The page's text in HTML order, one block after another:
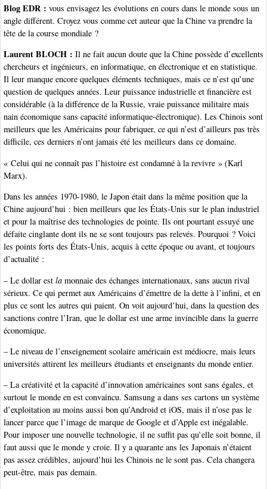
Blog EDR : vous envisagez les évolutions en cours dans le monde sous un
angle différent. Croyez vous comme cet auteur que la Chine va prendre la
tête de la course mondiale ?
Laurent BLOCH : Il ne fait aucun doute que la Chine possède d’excellents
chercheurs et ingénieurs, en informatique, en électronique et en statistique.
Il leur manque encore quelques éléments techniques, mais ce n’est qu’une
question de quelques années. Leur puissance industrielle et financière est
considérable (à la différence de la Russie, vraie puissance militaire mais
nain économique sans capacité informatique-électronique). Les Chinois sont
meilleurs que les Américains pour fabriquer, ce qui n’est d’ailleurs pas très
difficile, ces derniers n’ont jamais été les meilleurs dans ce domaine.
« Celui qui ne connaît pas l’histoire est condamné à la revivre » (Karl
Marx).
Dans les années 1970-1980, le Japon était dans la même position que la
Chine aujourd’hui : bien meilleurs que les États-Unis sur le plan industriel
et pour la maîtrise des technologies de pointe. Ils ont pourtant essuyé une
défaite cinglante dont ils ne se sont toujours pas relevés. Pourquoi ? Voici
les points forts des États-Unis, acquis à cette époque ou avant, et toujours
d’actualité :
– Le dollar est la monnaie des échanges internationaux, sans aucun rival
sérieux. Ce qui permet aux Américains d’émettre de la dette à l’infini, et en
plus ce sont les autres qui paient. On voit aujourd’hui, dans la question des
sanctions contre l’Iran, que le dollar est une arme invincible dans la guerre
économique.
– Le niveau de l’enseignement scolaire américain est médiocre, mais leurs
universités attirent les meilleurs étudiants et enseignants du monde entier.
– La créativité et la capacité d’innovation américaines sont sans égales, et
surtout le monde en est convaincu. Samsung a dans ses cartons un système
d’exploitation au moins aussi bon qu’Android et iOS, mais il n’ose pas le
lancer parce que l’image de marque de Google et d’Apple est inégalable.
Pour imposer une nouvelle technologie, il ne suffit pas qu’elle soit bonne, il
faut aussi que le monde y croie. Il y a quarante ans les Japonais n’étaient
pas assez crédibles, aujourd’hui les Chinois ne le sont pas. Cela changera
peut-être, mais pas demain.